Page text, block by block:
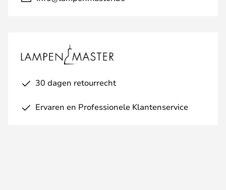
30 dagen retourrecht
Ervaren en Professionele Klantenservice